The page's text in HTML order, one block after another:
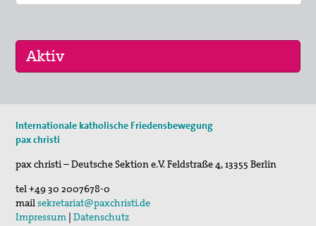
Selig, die Frieden stiften - Pilgern für den …
Internationale katholische Friedensbewegung
pax christi
pax christi – Deutsche Sektion e.V.Feldstraße 4,13355 Berlin
tel+49 30 2007678-0
mailsekretariat@paxchristi.de
Impressum |Datenschutz